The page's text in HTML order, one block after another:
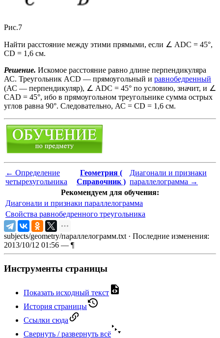
Рис.7
Найти расстояние между этими прямыми, если ∠ ADC = 45°,
CD = 1,6 см.
Решение. Искомое расстояние равно длине перпендикуляра
АС. Треугольник ACD — прямоугольный и равнобедренный
(АС — перпендикуляр), ∠ ADC = 45° по условию, значит, и ∠
CAD = 45°, ибо в прямоугольном треугольнике сумма острых
углов равна 90°. Следовательно, АС = CD = 1,6 см.
← Определение
четырехугольника
Геометрия (
Справочник )
Диагонали и признаки
параллелограмма →
Рекомендуем для обучения:
Диагонали и признаки параллелограмма
Свойства равнобедренного треугольника
subjects/geometry/параллелограмм.txt · Последние изменения:
2013/10/12 01:56 — ¶
Инструменты страницы
Показать исходный текст
История страницы
Ссылки сюда
Свернуть / развернуть всё